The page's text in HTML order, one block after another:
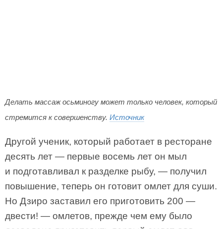
Делать массаж осьминогу может только человек, который
стремится к совершенству. Источник
Другой ученик, который работает в ресторане
десять лет — первые восемь лет он мыл
и подготавливал к разделке рыбу, — получил
повышение, теперь он готовит омлет для суши.
Но Дзиро заставил его приготовить 200 —
двести! — омлетов, прежде чем ему было